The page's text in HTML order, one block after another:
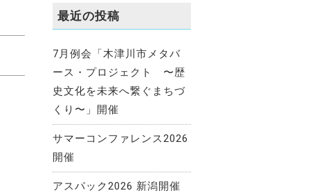
最近の投稿
7月例会「木津川市メタバ
ース・プロジェクト 〜歴
史文化を未来へ繋ぐまちづ
くり〜」開催
サマーコンファレンス2026
開催
アスパック2026 新潟開催